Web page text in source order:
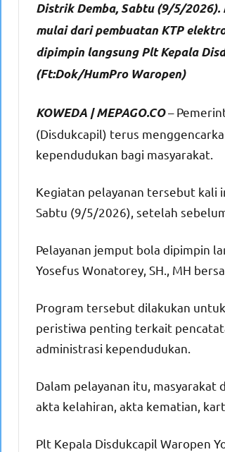
Distrik Demba, Sabtu (9/5/
mulai dari pembuatan KTP
dipimpin langsung Plt Kepala
(Ft:Dok/HumPro Waropen)
KOWEDA | MEPAGO.CO–
(Disdukcapil) terus
kependudukan bagi masyarakat.
Kegiatan pelayanan tersebut kali
Sabtu (9/5/2026), setelah
Pelayanan jemput bola dipimpin
Yosefus Wonatorey, SH., MH
Program tersebut dilakukan
peristiwa penting terkait
administrasi kependudukan.
Dalam pelayanan itu,
akta kelahiran, akta kematian,
Plt Kepala Disdukcapil Waropen